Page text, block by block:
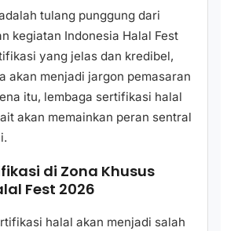
tulang punggung dari
kegiatan Indonesia Halal Fest
yang jelas dan kredibel,
akan menjadi jargon pemasaran
itu, lembaga sertifikasi halal
akan memainkan peran sentral
di Zona Khusus
Fest 2026
halal akan menjadi salah